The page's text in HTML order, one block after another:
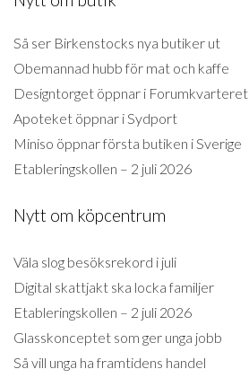
Så ser Birkenstocks nya butiker ut
Obemannad hubb för mat och kaffe
Designtorget öppnar i Forumkvarteret
Apoteket öppnar i Sydport
Miniso öppnar första butiken i Sverige
Etableringskollen – 2 juli 2026
Nytt om köpcentrum
Väla slog besöksrekord i juli
Digital skattjakt ska locka familjer
Etableringskollen – 2 juli 2026
Glasskonceptet som ger unga jobb
Så vill unga ha framtidens handel